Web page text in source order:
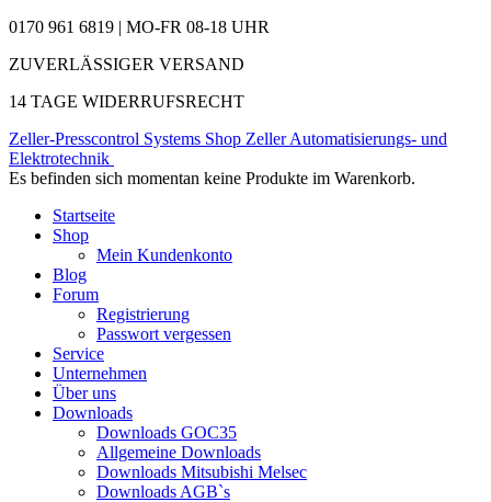
0170 961 6819 | MO-FR 08-18 UHR
ZUVERLÄSSIGER VERSAND
14 TAGE WIDERRUFSRECHT
Zeller-Presscontrol Systems Shop Zeller Automatisierungs- und
Elektrotechnik
Es befinden sich momentan keine Produkte im Warenkorb.
Startseite
Shop
Mein Kundenkonto
Blog
Forum
Registrierung
Passwort vergessen
Service
Unternehmen
Über uns
Downloads
Downloads GOC35
Allgemeine Downloads
Downloads Mitsubishi Melsec
Downloads AGB`s